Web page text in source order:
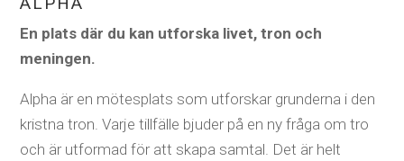
En plats där du kan utforska livet, tron och
meningen.
Alpha är en mötesplats som utforskar grunderna i den
kristna tron. Varje tillfälle bjuder på en ny fråga om tro
och är utformad för att skapa samtal. Det är helt